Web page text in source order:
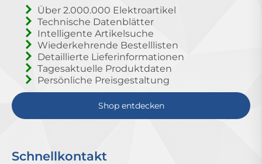
Über 2.000.000 Elektroartikel
Technische Datenblätter
Intelligente Artikelsuche
Wiederkehrende Bestelllisten
Detaillierte Lieferinformationen
Tagesaktuelle Produktdaten
Persönliche Preisgestaltung
Shop entdecken
Schnellkontakt